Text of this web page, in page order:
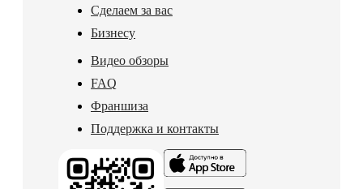
Сделаем за вас
Бизнесу
Видео обзоры
FAQ
Франшиза
Поддержка и контакты